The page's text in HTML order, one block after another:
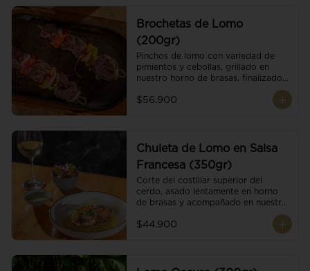
Brochetas de Lomo
(200gr)
Pinchos de lomo con variedad de
pimientos y cebollas, grillado en
nuestro horno de brasas, finalizado
con cristales de sal. Acompañado de
salsa criolla.
$56.900
Chuleta de Lomo en Salsa
Francesa (350gr)
Corte del costillar superior del
cerdo, asado lentamente en horno
de brasas y acompañado en nuestra
$44.900